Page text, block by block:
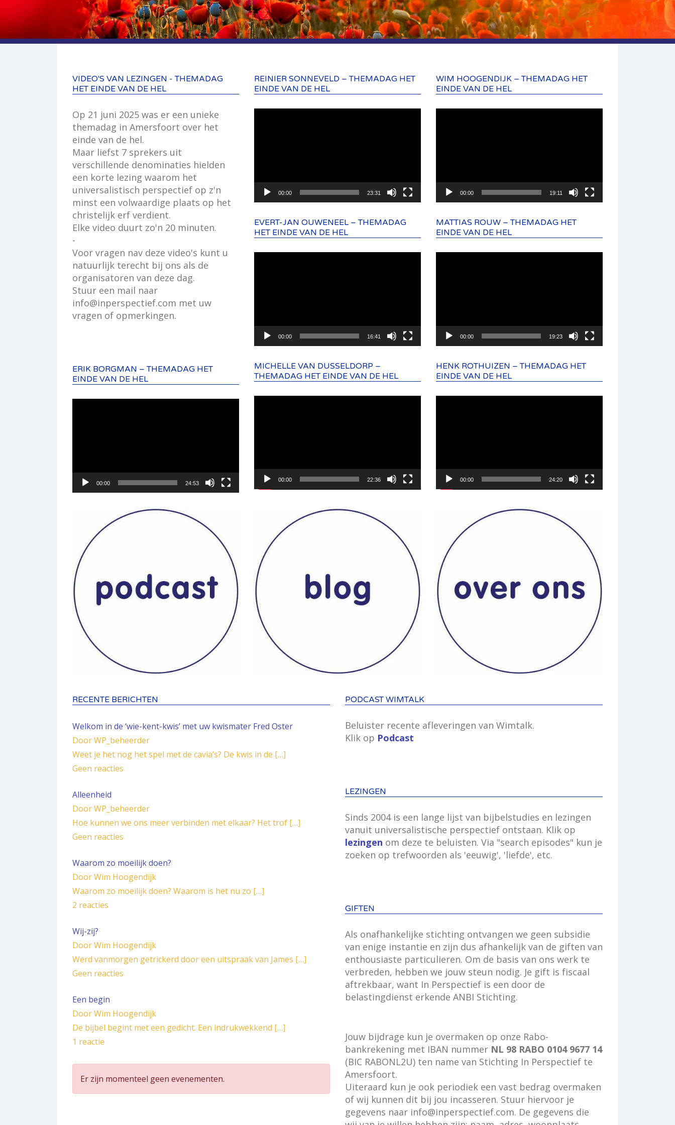
VIDEO'S VAN LEZINGEN - THEMADAG
HET EINDE VAN DE HEL
Op 21 juni 2025 was er een unieke
themadag in Amersfoort over het
einde van de hel.
Maar liefst 7 sprekers uit
verschillende denominaties hielden
een korte lezing waarom het
universalistisch perspectief op z'n
minst een volwaardige plaats op het
christelijk erf verdient.
Elke video duurt zo'n 20 minuten.
-
Voor vragen nav deze video's kunt u
natuurlijk terecht bij ons als de
organisatoren van deze dag.
Stuur een mail naar
info@inperspectief.com met uw
vragen of opmerkingen.
ERIK BORGMAN – THEMADAG HET
EINDE VAN DE HEL
00:00 24:53
REINIER SONNEVELD – THEMADAG HET
EINDE VAN DE HEL
00:00 23:31
EVERT-JAN OUWENEEL – THEMADAG
HET EINDE VAN DE HEL
00:00 16:41
MICHELLE VAN DUSSELDORP –
THEMADAG HET EINDE VAN DE HEL
00:00 22:36
WIM HOOGENDIJK – THEMADAG HET
EINDE VAN DE HEL
00:00 19:11
MATTIAS ROUW – THEMADAG HET
EINDE VAN DE HEL
00:00 19:23
HENK ROTHUIZEN – THEMADAG HET
EINDE VAN DE HEL
00:00 24:20
RECENTE BERICHTEN
Welkom in de ‘wie-kent-kwis’ met uw kwismater Fred Oster
Door WP_beheerder
Weet je het nog het spel met de cavia’s? De kwis in de […]
Geen reacties
Alleenheid
Door WP_beheerder
Hoe kunnen we ons meer verbinden met elkaar? Het trof […]
Geen reacties
Waarom zo moeilijk doen?
Door Wim Hoogendijk
Waarom zo moeilijk doen? Waarom is het nu zo […]
2 reacties
Wij-zij?
Door Wim Hoogendijk
Werd vanmorgen getrickerd door een uitspraak van James […]
Geen reacties
Een begin
Door Wim Hoogendijk
De bijbel begint met een gedicht. Een indrukwekkend […]
1 reactie
Er zijn momenteel geen evenementen.
PODCAST WIMTALK
Beluister recente afleveringen van Wimtalk.
Klik op Podcast
LEZINGEN
Sinds 2004 is een lange lijst van bijbelstudies en lezingen
vanuit universalistische perspectief ontstaan. Klik op
lezingen om deze te beluisten. Via "search episodes" kun je
zoeken op trefwoorden als 'eeuwig', 'liefde', etc.
GIFTEN
Als onafhankelijke stichting ontvangen we geen subsidie
van enige instantie en zijn dus afhankelijk van de giften van
enthousiaste particulieren. Om de basis van ons werk te
verbreden, hebben we jouw steun nodig. Je gift is fiscaal
aftrekbaar, want In Perspectief is een door de
belastingdienst erkende ANBI Stichting.
Jouw bijdrage kun je overmaken op onze Rabo-
bankrekening met IBAN nummer NL 98 RABO 0104 9677 14
(BIC RABONL2U) ten name van Stichting In Perspectief te
Amersfoort.
Uiteraard kun je ook periodiek een vast bedrag overmaken
of wij kunnen dit bij jou incasseren. Stuur hiervoor je
gegevens naar info@inperspectief.com. De gegevens die